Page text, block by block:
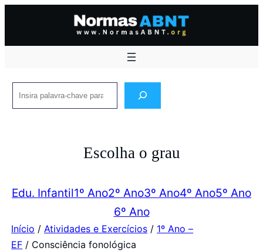
Escolha o grau
Edu. Infantil1º Ano2º Ano3º Ano4º Ano5º Ano
6º Ano
Início / Atividades e Exercícios / 1º Ano –
EF / Consciência fonológica